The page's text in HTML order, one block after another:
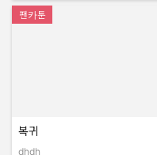
팬카툰
복귀
dhdh